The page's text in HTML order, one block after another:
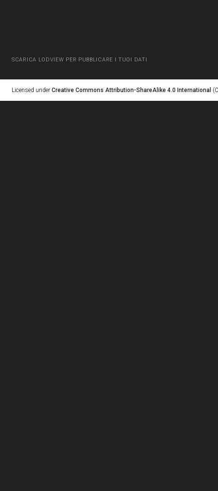
SCARICA LODVIEW PER PUBBLICARE I TUOI DATI
Licensed under Creative Commons Attribution-ShareAlike 4.0 International